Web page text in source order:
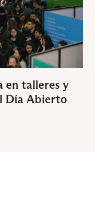
en talleres y
Día Abierto